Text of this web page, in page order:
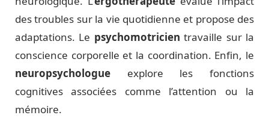
des troubles sur la vie quotidienne et propose des
adaptations. Le psychomotricien travaille sur la
conscience corporelle et la coordination. Enfin, le
neuropsychologue explore les fonctions
cognitives associées comme l’attention ou la
mémoire.